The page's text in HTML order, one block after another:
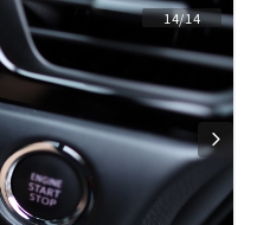
14/14